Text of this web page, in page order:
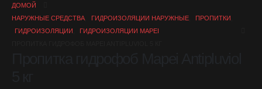
ДОМОЙ
НАРУЖНЫЕ СРЕДСТВА
ГИДРОИЗОЛЯЦИИ НАРУЖНЫЕ ПРОПИТКИ
ГИДРОИЗОЛЯЦИИ
ГИДРОИЗОЛЯЦИИ MAPEI